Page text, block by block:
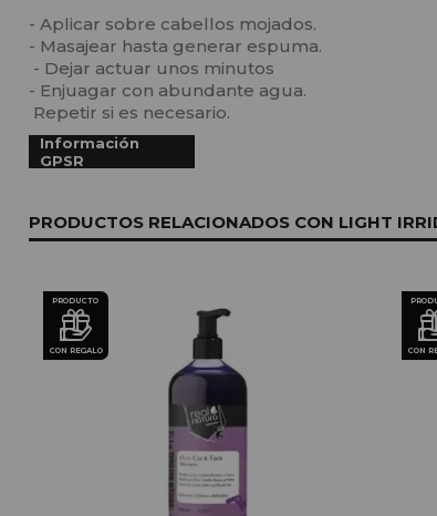
- Aplicar sobre cabellos mojados.
- Masajear hasta generar espuma.
- Dejar actuar unos minutos
- Enjuagar con abundante agua.
Repetir si es necesario.
Información
GPSR
PRODUCTOS RELACIONADOS CON LIGHT
PRODUCTO
CON REGALO CON